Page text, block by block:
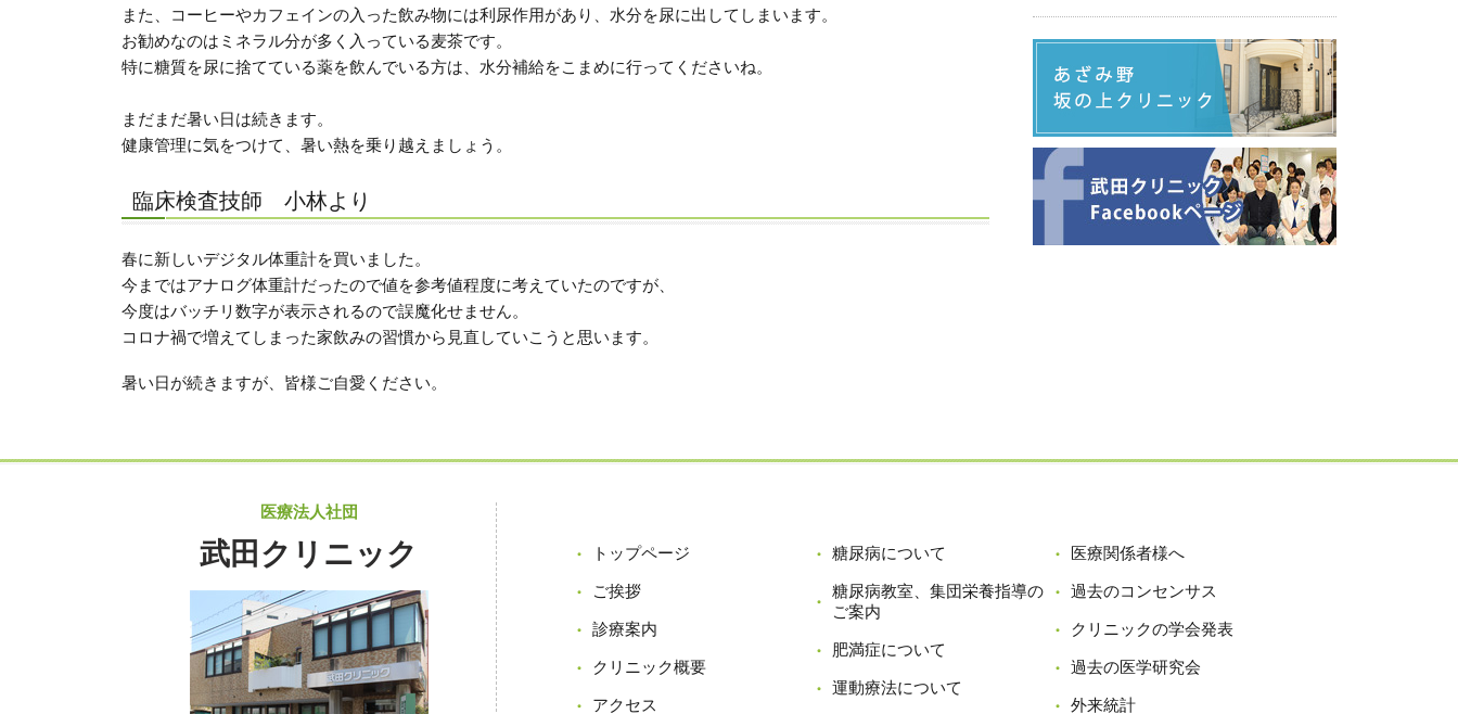
また、コーヒーやカフェインの入った飲み物には利尿作用があり、水分を尿に出してしまいます。
お勧めなのはミネラル分が多く入っている麦茶です。
特に糖質を尿に捨てている薬を飲んでいる方は、水分補給をこまめに行ってくださいね。
まだまだ暑い日は続きます。
健康管理に気をつけて、暑い熱を乗り越えましょう。
臨床検査技師 小林より
春に新しいデジタル体重計を買いました。
今まではアナログ体重計だったので値を参考値程度に考えていたのですが、
今度はバッチリ数字が表示されるので誤魔化せません。
コロナ禍で増えてしまった家飲みの習慣から見直していこうと思います。
暑い日が続きますが、皆様ご自愛ください。
トップページ
ご挨拶
診療案内
クリニック概要
アクセス
糖尿病について
糖尿病教室、集団栄養指導の
ご案内
肥満症について
運動療法について
医療関係者様へ
過去のコンセンサス
クリニックの学会発表
過去の医学研究会
外来統計
医療法人社団
武田クリニック